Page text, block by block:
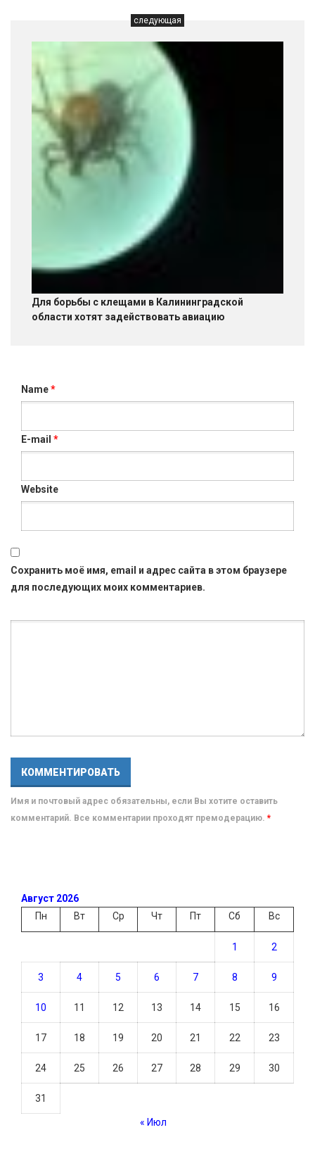
следующая
Для борьбы с клещами в Калининградской
области хотят задействовать авиацию
Name*
E-mail *
Website
Сохранить моё имя, email и адрес сайта в этом браузере
для последующих моих комментариев.
Имя и почтовый адрес обязательны, если Вы хотите оставить
комментарий. Все комментарии проходят премодерацию. *
Август 2026
Пн
Вт Ср Чт Пт Сб Вс
1 2
3 4 5 6 7 8 9
10 11 12 13 14 15 16
17 18 19 20 21 22 23
24 25 26 27 28 29 30
31
« Июл